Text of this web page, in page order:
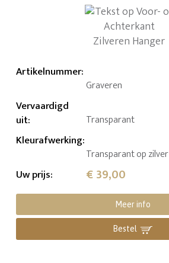
Artikelnummer:
Graveren
Vervaardigd
uit: Transparant
Kleurafwerking:
Transparant op zilver
Uw prijs: € 39,00
Meer info
Bestel